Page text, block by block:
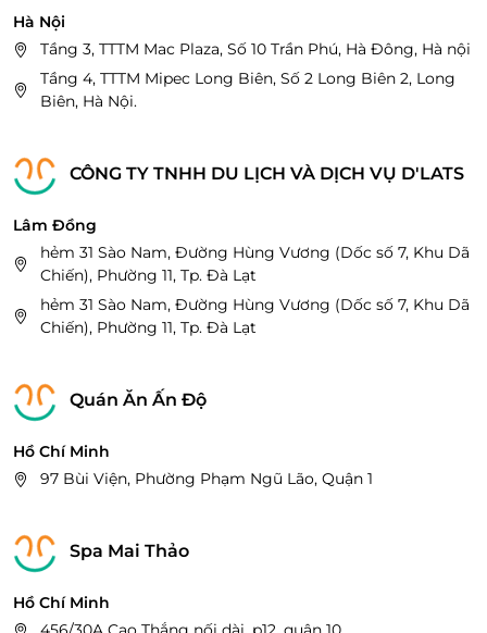
Chí Minh
Tầng 2, TTTM AEON – Celadon Tân Phú, Số 30 Bờ
Bao Tân Thắng, P.Sơn Kỳ, Q.Tân Phú
93-95 Nguyễn Thị Thập, khu dân cư Him Lam,
phường Tân Hưng, Quận 7
Tạ Quang Bửu, P4, Q8, TP. HCM
Tầng 4, 101 Tôn Dật Tiên, Tân Phú, Quận 7, Hồ Chí
Minh
Hà Nội
Tầng 3, Lotte Mall Tây Hồ - 272 Võ Chí Công, Quận
Tây Hồ, Hà Nội
Tầng 3, TTTM AEON Hà Đông, KDT Dương Nội, Quận
Tầng 3, AEON MALL Long Biên, Số 27, Cổ Linh, Quận
Long Biên, Hà Nội
Hải Phòng
Tầng 3, TTTM Aeon Hải Phòng Lê Chân, Số 10 đường
Chân, TP.Hải Phòng
Huế
Lầu 3, 08 Võ Nguyên Giáp, An Đông, Thành phố Huế,
Tỉnh Thừa Thiên Huế
Hà Nội
Tầng 3, TTTM Mac Plaza, Số 10 Trần Phú, Hà Đông, Hà nội
Tầng 4, TTTM Mipec Long Biên, Số 2 Long Biên 2, Long
Biên, Hà Nội.
CÔNG TY TNHH DU LỊCH VÀ DỊCH VỤ D'LATS
Lâm Đồng
hẻm 31 Sào Nam, Đường Hùng Vương (Dốc số 7, Khu Dã
Chiến), Phường 11, Tp. Đà Lạt
hẻm 31 Sào Nam, Đường Hùng Vương (Dốc số 7, Khu Dã
Chiến), Phường 11, Tp. Đà Lạt
Quán Ăn Ấn Độ
Hồ Chí Minh
97 Bùi Viện, Phường Phạm Ngũ Lão, Quận 1
Spa Mai Thảo
Hồ Chí Minh